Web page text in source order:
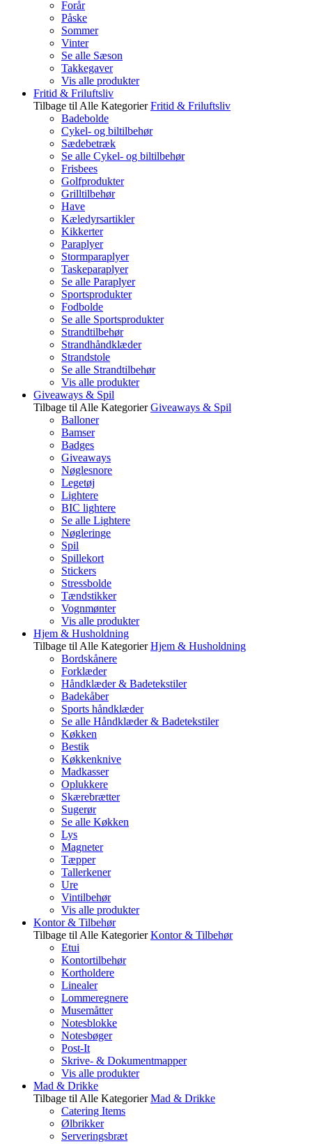
Forår
Påske
Sommer
Vinter
Se alle Sæson
Takkegaver
Vis alle produkter
Fritid & Friluftsliv
Tilbage til Alle Kategorier Fritid & Friluftsliv
Badebolde
Cykel- og biltilbehør
Sædebetræk
Se alle Cykel- og biltilbehør
Frisbees
Golfprodukter
Grilltilbehør
Have
Kæledyrsartikler
Kikkerter
Paraplyer
Stormparaplyer
Taskeparaplyer
Se alle Paraplyer
Sportsprodukter
Fodbolde
Se alle Sportsprodukter
Strandtilbehør
Strandhåndklæder
Strandstole
Se alle Strandtilbehør
Vis alle produkter
Giveaways & Spil
Tilbage til Alle Kategorier Giveaways & Spil
Balloner
Bamser
Badges
Giveaways
Nøglesnore
Legetøj
Lightere
BIC lightere
Se alle Lightere
Nøgleringe
Spil
Spillekort
Stickers
Stressbolde
Tændstikker
Vognmønter
Vis alle produkter
Hjem & Husholdning
Tilbage til Alle Kategorier Hjem & Husholdning
Bordskånere
Forklæder
Håndklæder & Badetekstiler
Badekåber
Sports håndklæder
Se alle Håndklæder & Badetekstiler
Køkken
Bestik
Køkkenknive
Madkasser
Oplukkere
Skærebrætter
Sugerør
Se alle Køkken
Lys
Magneter
Tæpper
Tallerkener
Ure
Vintilbehør
Vis alle produkter
Kontor & Tilbehør
Tilbage til Alle Kategorier Kontor & Tilbehør
Etui
Kontortilbehør
Kortholdere
Linealer
Lommeregnere
Musemåtter
Notesblokke
Notesbøger
Post-It
Skrive- & Dokumentmapper
Vis alle produkter
Mad & Drikke
Tilbage til Alle Kategorier Mad & Drikke
Catering Items
Ølbrikker
Serveringsbræt